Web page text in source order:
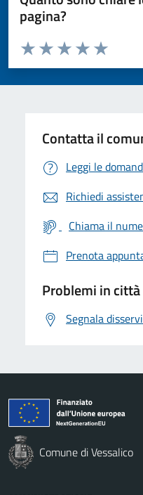
pagina?
Valuta da 1 a 5 stelle la pagina
Valuta 5
Valuta 4
Valuta 3 stelle su
Valuta 2 stelle su 5
Valuta 1 stelle su 5
Contatta il
Leggi le
Richiedi
Chiama il
Prenota
Problemi in città
Segnala
Comune di Vessalico